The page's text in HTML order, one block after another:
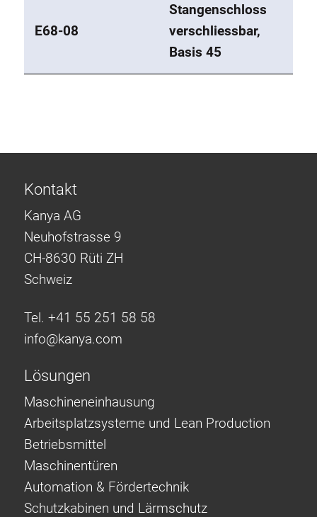
E68-08
Stangenschloss
verschliessbar,
Basis 45
Kontakt
Kanya AG
Neuhofstrasse 9
CH-8630 Rüti ZH
Schweiz
Tel. +41 55 251 58 58
info@kanya.com
Lösungen
Maschineneinhausung
Arbeitsplatzsysteme und Lean Production
Betriebsmittel
Maschinentüren
Automation & Fördertechnik
Schutzkabinen und Lärmschutz